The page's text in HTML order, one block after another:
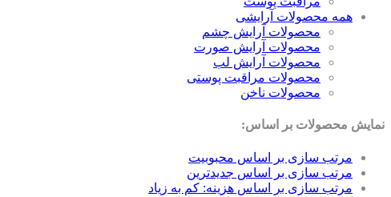
همه محصولات آرایشی
محصولات آرایش چشم
محصولات آرایش صورت
محصولات آرایش لب
محصولات مراقبت پوستی
محصولات ناخن
نمایش محصولات بر اساس:
مرتب سازی بر اساس محبوبیت
مرتب سازی بر اساس جدیدترین
مرتب سازی بر اساس هزینه: کم به زیاد